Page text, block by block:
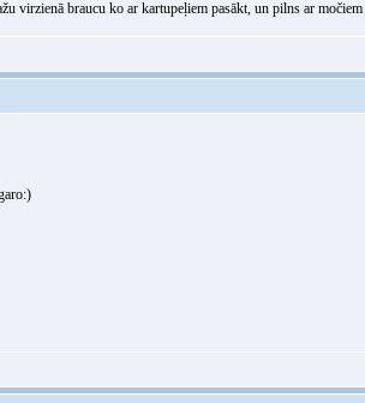
virzienā braucu ko ar kartupeļiem pasākt, un pilns ar